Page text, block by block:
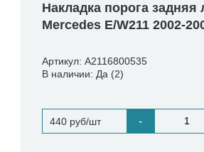
Накладка порога задняя
Mercedes E/W211 2002-
Артикул: A2116800535
В наличии: Да (2)
440 руб/шт -